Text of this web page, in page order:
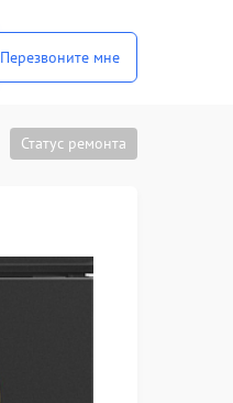
Перезвоните мне
Статус ремонта